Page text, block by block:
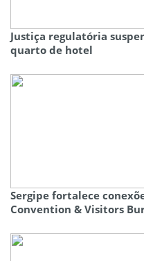
Justiça regulatória
quarto de hotel
Sergipe fortalece
Convention & Visitors